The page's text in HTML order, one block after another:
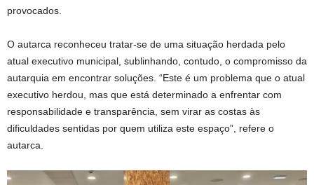
provocados.
O autarca reconheceu tratar-se de uma situação herdada pelo
atual executivo municipal, sublinhando, contudo, o compromisso da
autarquia em encontrar soluções. “Este é um problema que o atual
executivo herdou, mas que está determinado a enfrentar com
responsabilidade e transparência, sem virar as costas às
dificuldades sentidas por quem utiliza este espaço”, refere o
autarca.